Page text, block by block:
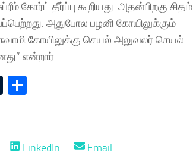
கோர்ட் தீர்ப்பு கூறியது. அதன்பிறகு சிதம்
அதுபோல பழனி கோயிலுக்கும்
கோயிலுக்கு செயல் அலுவலர் செயல்
என்றார்.
Tumblr
Share
LinkedIn
Share
Email